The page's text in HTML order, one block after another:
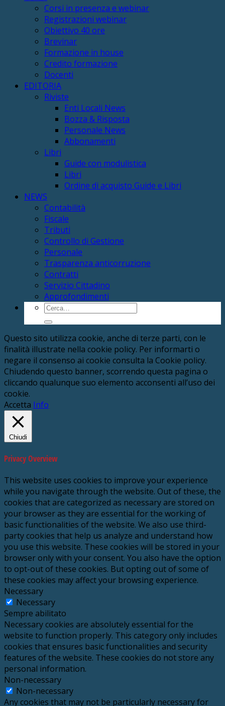
Corsi in presenza e webinar
Registrazioni webinar
Obiettivo 40 ore
Brevinar
Formazione in house
Credito formazione
Docenti
EDITORIA
Riviste
Enti Locali News
Bozza & Risposta
Personale News
Abbonamenti
Libri
Guide con modulistica
Libri
Ordine di acquisto Guide e Libri
NEWS
Contabilità
Fiscale
Tributi
Controllo di Gestione
Personale
Trasparenza anticorruzione
Contratti
Servizio Cittadino
Approfondimenti
Cerca:
Questo sito utilizza cookie, anche di terze parti, con le
finalità illustrate nella cookie policy. Per informarti o
negare il consenso ai cookie consulta la Cookie policy.
Chiudendo questo banner, scorrendo questa pagina o
cliccando qualunque suo elemento acconsenti all’uso dei
cookie.
Accetta Info
Chiudi
Privacy Overview
This website uses cookies to improve your experience
while you navigate through the website. Out of these, the
cookies that are categorized as necessary are stored on
your browser as they are essential for the working of
basic functionalities of the website. We also use third-
party cookies that help us analyze and understand how
you use this website. These cookies will be stored in your
browser only with your consent. You also have the option
to opt-out of these cookies. But opting out of some of
these cookies may affect your browsing experience.
Necessary
Necessary
Sempre abilitato
Necessary cookies are absolutely essential for the
website to function properly. This category only includes
cookies that ensures basic functionalities and security
features of the website. These cookies do not store any
personal information.
Non-necessary
Non-necessary
Any cookies that may not be particularly necessary for